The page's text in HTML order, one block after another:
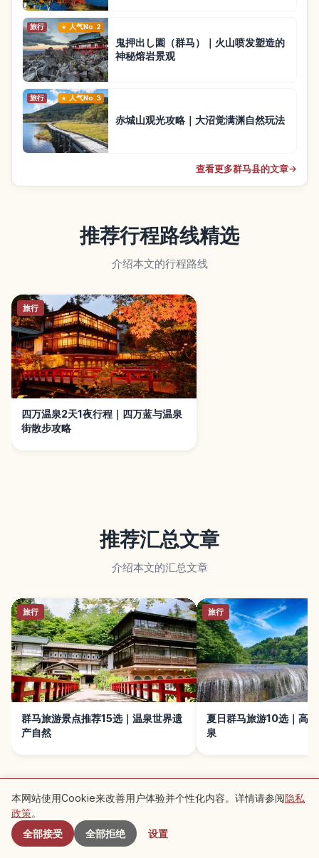
旅行 人气No.2
鬼押出し園（群马）｜火山喷发塑造的
神秘熔岩景观
旅行 人气No.3
赤城山观光攻略｜大沼觉满渊自然玩法
查看更多群马县的文章→
推荐行程路线精选
介绍本文的行程路线
旅行
四万温泉2天1夜行程｜四万蓝与温泉
街散步攻略
推荐汇总文章
介绍本文的汇总文章
旅行
群马旅游景点推荐15选｜温泉世界遗
产自然
旅行
夏日群马旅游10选｜高
泉
附近推荐景点
附近景点
本网站使用Cookie来改善用户体验并个性化内容。详情请参阅隐私
政策。
全部接受
全部拒绝 设置